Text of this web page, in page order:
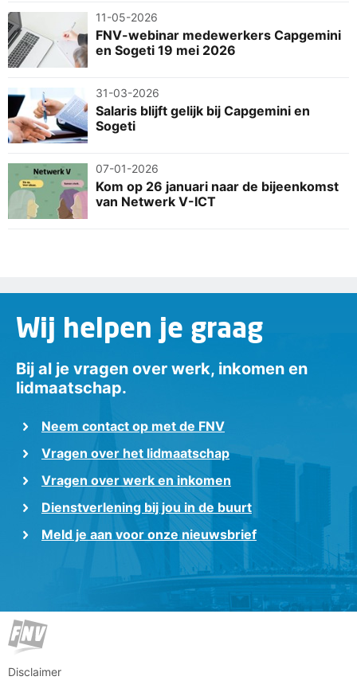
11-05-2026
FNV-webinar medewerkers Capgemini
en Sogeti 19 mei 2026
31-03-2026
Salaris blijft gelijk bij Capgemini en
Sogeti
07-01-2026
Kom op 26 januari naar de bijeenkomst
van Netwerk V-ICT
Wij helpen je graag
Bij al je vragen over werk, inkomen en
lidmaatschap.
Neem contact op met de FNV
Vragen over het lidmaatschap
Vragen over werk en inkomen
Dienstverlening bij jou in de buurt
Meld je aan voor onze nieuwsbrief
Disclaimer